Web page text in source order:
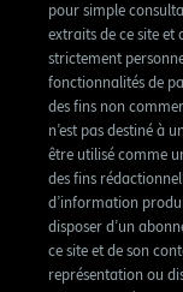
pour simple
extraits de ce site et
strictement
fonctionnalités de
des fins non
n’est pas destiné à
être utilisé comme
des fins
d’information
disposer d’un
ce site et de son
représentation ou